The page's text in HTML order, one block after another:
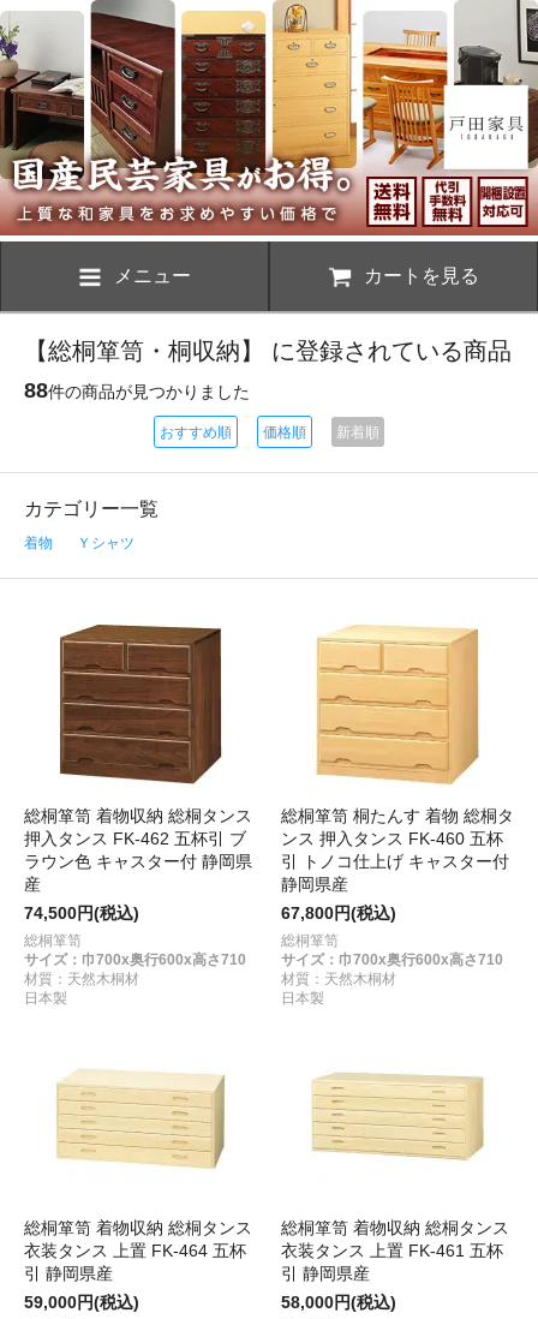
メニュー カートを見る
【総桐箪笥・桐収納】 に登録されている商品
88件の商品が見つかりました
おすすめ順 価格順 新着順
カテゴリー一覧
着物 Ｙシャツ
総桐箪笥 着物収納 総桐タンス
押入タンス FK-462 五杯引 ブ
ラウン色 キャスター付 静岡県
産
74,500円(税込)
総桐箪笥
サイズ：巾700x奥行600x高さ710
材質：天然木桐材
日本製
総桐箪笥 桐たんす 着物 総桐タ
ンス 押入タンス FK-460 五杯
引 トノコ仕上げ キャスター付
静岡県産
67,800円(税込)
総桐箪笥
サイズ：巾700x奥行600x高さ710
材質：天然木桐材
日本製
総桐箪笥 着物収納 総桐タンス
衣装タンス 上置 FK-464 五杯
引 静岡県産
59,000円(税込)
総桐箪笥 着物収納 総桐タンス
衣装タンス 上置 FK-461 五杯
引 静岡県産
58,000円(税込)